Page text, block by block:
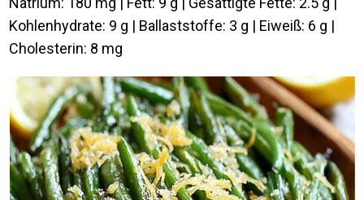
Kohlenhydrate: 9 g | Ballaststoffe: 3 g | Eiweiß: 6 g |
Cholesterin: 8 mg